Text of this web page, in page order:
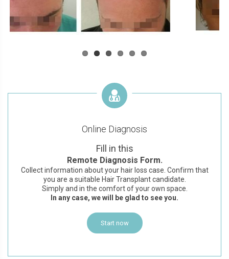
Online Diagnosis
Fill in this
Remote Diagnosis Form.
Collect information about your hair loss case. Confirm that
you are a suitable Hair Transplant candidate.
Simply and in the comfort of your own space.
In any case, we will be glad to see you.
Start now